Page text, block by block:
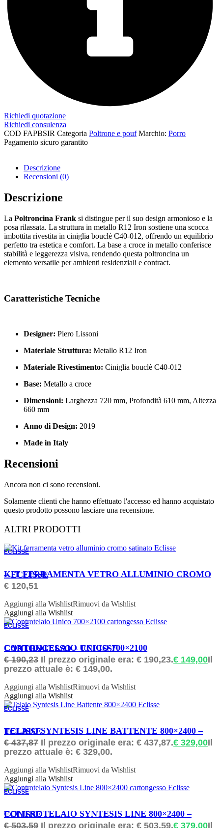
Richiedi quotazione
Richiedi consulenza
COD FAPBSIR Categoria Poltrone e pouf Marchio: Porro
Pagamento sicuro garantito​
Descrizione
Recensioni (0)
Descrizione
La Poltroncina Frank si distingue per il suo design armonioso e la
posa rilassata. La struttura in metallo R12 Iron sostiene una scocca
imbottita rivestita in ciniglia bouclè C40-012, offrendo un equilibrio
perfetto tra estetica e comfort. La base a croce in metallo conferisce
stabilità e leggerezza visiva, rendendo questa poltroncina un
elemento versatile per ambienti residenziali e contract.
Caratteristiche Tecniche
Designer: Piero Lissoni
Materiale Struttura: Metallo R12 Iron
Materiale Rivestimento: Ciniglia bouclè C40-012
Base: Metallo a croce
Dimensioni: Larghezza 720 mm, Profondità 610 mm, Altezza
660 mm
Anno di Design: 2019
Made in Italy
Recensioni
Ancora non ci sono recensioni.
Solamente clienti che hanno effettuato l'accesso ed hanno acquistato
questo prodotto possono lasciare una recensione.
ALTRI PRODOTTI
ECLISSE
ORDINABILE
KIT FERRAMENTA VETRO ALLUMINIO CROMO – ECLISSE
€ 120,51
Aggiungi alla WishlistRimuovi da Wishlist
Aggiungi alla Wishlist
ECLISSE
ORDINABILE
CONTROTELAIO UNICO 700×2100 CARTONGESSO – ECLISSE
€190,23 Il prezzo originale era: € 190,23.€ 149,00Il
prezzo attuale è: € 149,00.
Aggiungi alla WishlistRimuovi da Wishlist
Aggiungi alla Wishlist
ECLISSE
ORDINABILE
TELAIO SYNTESIS LINE BATTENTE 800×2400 – ECLISSE
€437,87 Il prezzo originale era: € 437,87.€ 329,00Il
prezzo attuale è: € 329,00.
Aggiungi alla WishlistRimuovi da Wishlist
Aggiungi alla Wishlist
ECLISSE
ORDINABILE
CONTROTELAIO SYNTESIS LINE 800×2400 – ECLISSE
€503,59 Il prezzo originale era: € 503,59.€ 379,00Il